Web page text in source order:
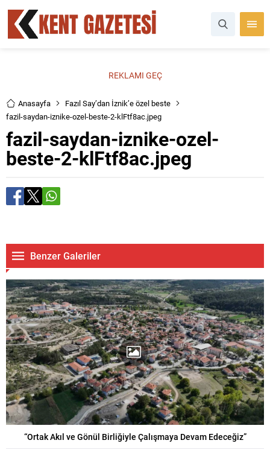
REKLAMI GEÇ
Anasayfa
Fazıl Say’dan İznik’e özel beste
fazil-saydan-iznike-ozel-beste-2-klFtf8ac.jpeg
fazil-saydan-iznike-ozel-
beste-2-klFtf8ac.jpeg
Benzer Galeriler
“Ortak Akıl ve Gönül Birliğiyle Çalışmaya Devam Edeceğiz”